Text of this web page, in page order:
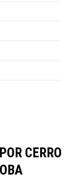
CERRO